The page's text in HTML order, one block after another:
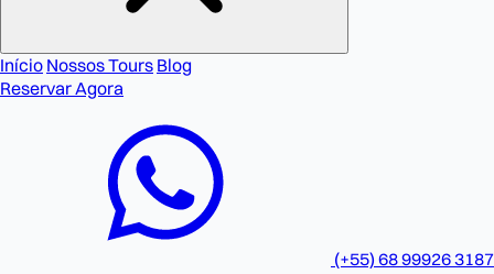
Início Nossos Tours Blog
Reservar Agora
(+55) 68 99926 3187